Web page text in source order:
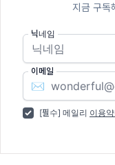
지금 구독
닉네임
이메일
✉️
[필수] 메일리 이용